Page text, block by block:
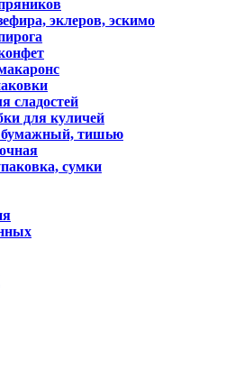
эклеров, эскимо
сладостей
для куличей
бумажный, тишью
сумки